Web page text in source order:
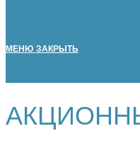
МЕНЮ ЗАКРЫТЬ